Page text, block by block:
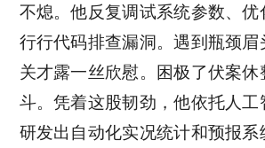
不熄。他反复调试系统参数、
行行代码排查漏洞。遇到瓶颈
关才露一丝欣慰。困极了伏案
斗。凭着这股韧劲，他依托人工
研发出自动化实况统计和预报系